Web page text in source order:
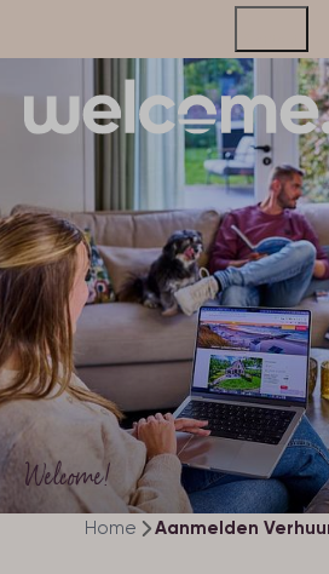
Welcome!
Home Aanmelden